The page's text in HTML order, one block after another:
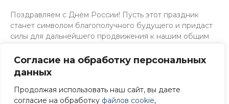
Согласие на обработку персональных
данных
Продолжая использовать наш сайт, вы даете
согласие на обработку файлов cookie,
Поздравляем с Днём России! Пусть этот праздник
станет символом благополучного будущего и придаст
силы для дальнейшего продвижения к нашим общим
профессиональных и личных успехов, перспектив роста
и процветания!